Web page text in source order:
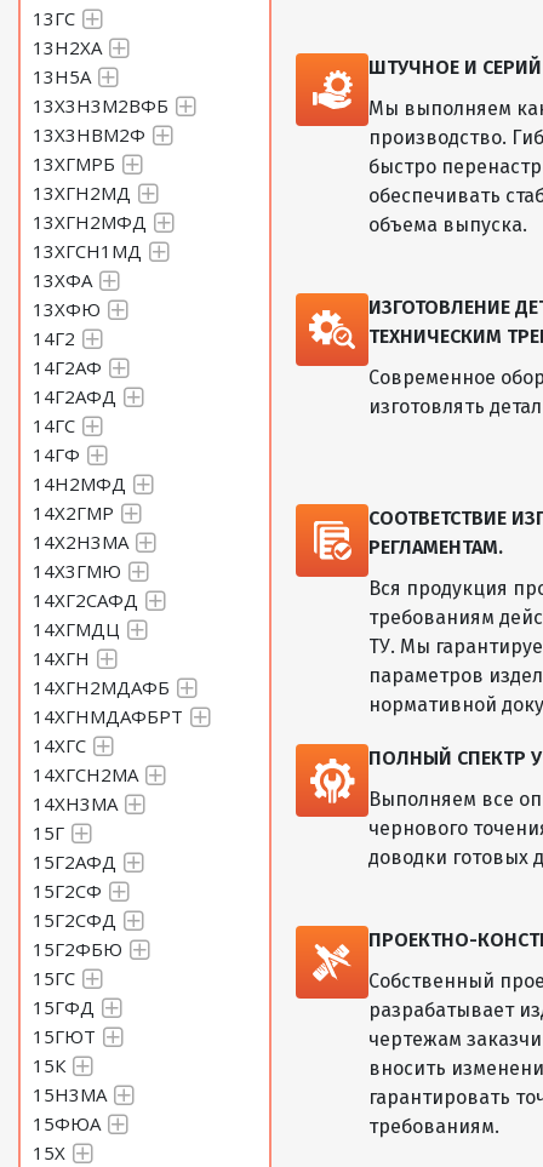
13ГС
13Н2ХА
13Н5А
13Х3Н3М2ВФБ
13Х3НВМ2Ф
13ХГМРБ
13ХГН2МД
13ХГН2МФД
13ХГСН1МД
13ХФА
13ХФЮ
14Г2
14Г2АФ
14Г2АФД
14ГС
14ГФ
14Н2МФД
14Х2ГМР
14Х2Н3МА
14Х3ГМЮ
14ХГ2САФД
14ХГМДЦ
14ХГН
14ХГН2МДАФБ
14ХГНМДАФБРТ
14ХГС
14ХГСН2МА
14ХН3МА
15Г
15Г2АФД
15Г2СФ
15Г2СФД
15Г2ФБЮ
15ГС
15ГФД
15ГЮТ
15К
15Н3МА
15ФЮА
15Х
ШТУЧНОЕ И
Мы выполняем
производство.
быстро
обеспечивать
объема выпуска.
ИЗГОТОВЛЕНИЕ
ТЕХНИЧЕСКИМ
Современное
изготовлять
СООТВЕТСТВИЕ
РЕГЛАМЕНТАМ.
Вся продукция
требованиям
ТУ. Мы
параметров
нормативной
ПОЛНЫЙ СПЕКТР
Выполняем все
чернового
доводки готовых
ПРОЕКТНО-
Собственный
разрабатывает
чертежам
вносить
гарантировать
требованиям.